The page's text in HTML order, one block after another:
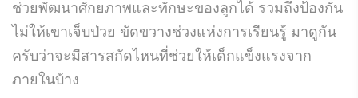
ช่วยพัฒนาศักยภาพและทักษะของลูกได้ รวมถึงป้องกัน
ไม่ให้เขาเจ็บป่วย ขัดขวางช่วงแห่งการเรียนรู้ มาดูกัน
ครับว่าจะมีสารสกัดไหนที่ช่วยให้เด็กแข็งแรงจาก
ภายในบ้าง